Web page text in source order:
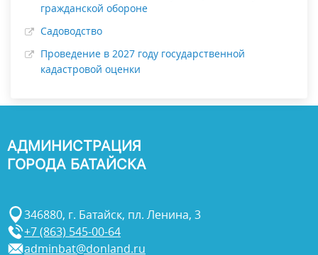
гражданской обороне
Садоводство
Проведение в 2027 году государственной
кадастровой оценки
АДМИНИСТРАЦИЯ
ГОРОДА БАТАЙСКА
346880, г. Батайск, пл. Ленина, 3
+7 (863) 545-00-64
adminbat@donland.ru